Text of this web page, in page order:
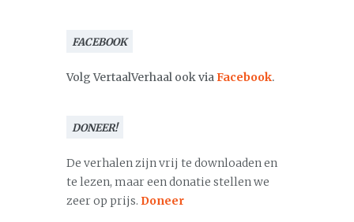
FACEBOOK
Volg VertaalVerhaal ook viaFacebook.
DONEER!
De verhalen zijn vrij te downloaden en
te lezen, maar een donatie stellen we
zeer op prijs. Doneer